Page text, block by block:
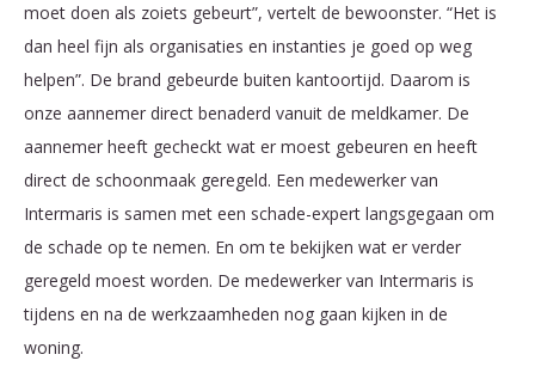
moet doen als zoiets gebeurt”, vertelt de bewoonster. “Het is
dan heel fijn als organisaties en instanties je goed op weg
helpen”. De brand gebeurde buiten kantoortijd. Daarom is
onze aannemer direct benaderd vanuit de meldkamer. De
aannemer heeft gecheckt wat er moest gebeuren en heeft
direct de schoonmaak geregeld. Een medewerker van
Intermaris is samen met een schade-expert langsgegaan om
de schade op te nemen. En om te bekijken wat er verder
geregeld moest worden. De medewerker van Intermaris is
tijdens en na de werkzaamheden nog gaan kijken in de
woning.